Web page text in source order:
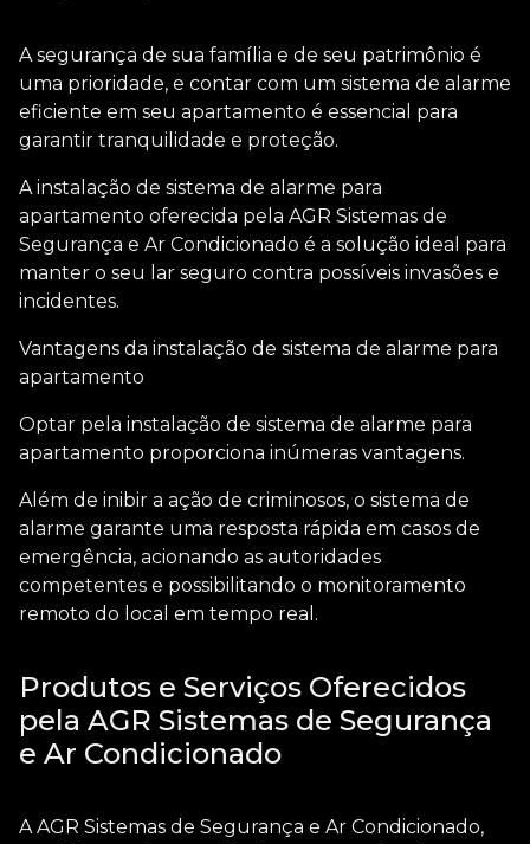
A segurança de sua família e de seu patrimônio é
uma prioridade, e contar com um sistema de alarme
eficiente em seu apartamento é essencial para
garantir tranquilidade e proteção.
A instalação de sistema de alarme para
apartamento oferecida pela AGR Sistemas de
Segurança e Ar Condicionado é a solução ideal para
manter o seu lar seguro contra possíveis invasões e
incidentes.
Vantagens da instalação de sistema de alarme para
apartamento
Optar pela instalação de sistema de alarme para
apartamento proporciona inúmeras vantagens.
Além de inibir a ação de criminosos, o sistema de
alarme garante uma resposta rápida em casos de
emergência, acionando as autoridades
competentes e possibilitando o monitoramento
remoto do local em tempo real.
Produtos e Serviços Oferecidos
pela AGR Sistemas de Segurança
e Ar Condicionado
A AGR Sistemas de Segurança e Ar Condicionado,